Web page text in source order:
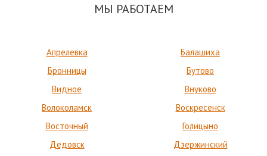
МЫ РАБОТАЕМ
Апрелевка
Балашиха
Бронницы
Бутово
Видное
Внуково
Волоколамск
Воскресенск
Восточный
Голицыно
Дедовск
Дзержинский